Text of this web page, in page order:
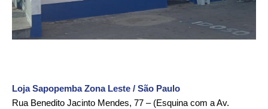
Loja Sapopemba Zona Leste / São Paulo
Rua Benedito Jacinto Mendes, 77 – (Esquina com a Av.